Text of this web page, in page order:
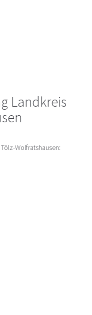
Landkreis
Wolfratshausen: